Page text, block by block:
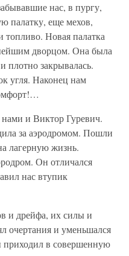
нас, в пургу,
палатку, еще мехов,
топливо. Новая палатка
дворцом. Она была
плотно закрывалась.
угля. Наконец нам
нами и Виктор Гуревич.
за аэродромом. Пошли
лагерную жизнь.
Он отличался
нас втупик
и дрейфа, их силы и
очертания и уменьшался
приходил в совершенную